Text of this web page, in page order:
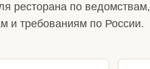
ресторана по ведомствам,
и требованиям по России.